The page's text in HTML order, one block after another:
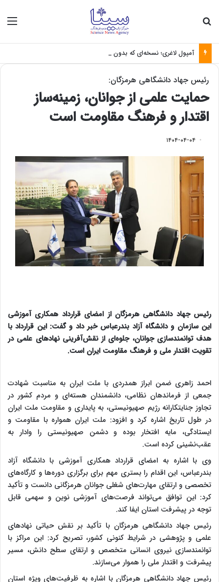
آمپول لاغری؛ نسخه‌ای که بدون تغذیه خطرناک می‌شود
رئیس جهاد دانشگاهی هرمزگان:
حمایت علمی از جوانان، زمینه‌ساز
اقتدار و فرهنگ مقاومت است
۱۴۰۴-۰۴-۰۴
رئیس جهاد دانشگاهی هرمزگان از امضای قرارداد همکاری آموزشی
این سازمان و دانشگاه آزاد بندرعباس خبر داد و گفت: این قرارداد با
هدف توانمندسازی جوانان، جلوه‌ای از نقش‌آفرینی نهادهای علمی در
تقویت اقتدار ملی و فرهنگ مقاومت ایران است.
احمد زاهری ضمن ابراز همدردی با ملت ایران به مناسبت شهادت
جمعی از فرماندهان نظامی، دانشمندان هسته‌ای و مردم کشور در
تجاوز جنایتکارانه رژیم صهیونیستی، به پایداری و مقاومت ملت ایران
در طول تاریخ اشاره کرد و افزود: ملت ایران همواره با مقاومت و
ایستادگی، مایه افتخار بوده و دشمن صهیونیستی را وادار به
عقب‌نشینی کرده است.
وی با اشاره به امضای قرارداد همکاری آموزشی با دانشگاه آزاد
بندرعباس، این اقدام را بستری مهم برای برگزاری دوره‌ها و کارگاه‌های
تخصصی و ارتقای مهارت‌های شغلی جوانان هرمزگانی دانست و تأکید
کرد: این توافق می‌تواند فرصت‌های آموزشی نوین و سهمی قابل
توجه در پیشرفت استان ایفا کند.
رئیس جهاد دانشگاهی هرمزگان با تأکید بر نقش حیاتی نهادهای
علمی و پژوهشی در شرایط کنونی کشور، تصریح کرد: این مراکز با
توانمندسازی نیروی انسانی متخصص و ارتقای سطح دانش، مسیر
پیشرفت و اقتدار ملی را هموار می‌سازند.
رئیس جهاد دانشگاهی هرمزگان با اشاره به ظرفیت‌های ویژه استان